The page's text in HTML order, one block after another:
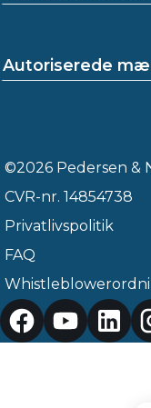
Autoriserede
©2026 Pedersen &
CVR-nr. 14854738
Privatlivspolitik
FAQ